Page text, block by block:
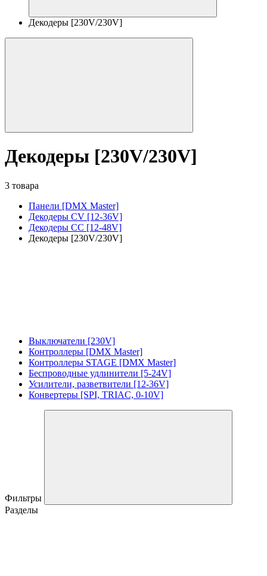
Декодеры [230V/230V]
Декодеры [230V/230V]
3 товара
Панели [DMX Master]
Декодеры CV [12-36V]
Декодеры CC [12-48V]
Декодеры [230V/230V]
Выключатели [230V]
Контроллеры [DMX Master]
Контроллеры STAGE [DMX Master]
Беспроводные удлинители [5-24V]
Усилители, разветвители [12-36V]
Конвертеры [SPI, TRIAC, 0-10V]
Фильтры
Разделы